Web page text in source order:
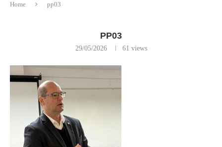
Home pp03
PP03
29/05/2026 61 views